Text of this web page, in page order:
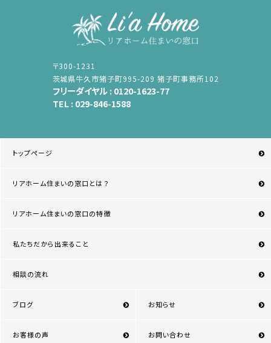
〒300-1231
茨城県牛久市猪子町995-209 猪子町事務所102
フリーダイヤル : 0120-1623-77
TEL : 029-846-1588
トップページ
リアホーム住まいの窓口とは？
リアホーム住まいの窓口の特徴
私たちだから出来ること
相談の流れ
ブログ
お客様の声
お知らせ
お問い合わせ